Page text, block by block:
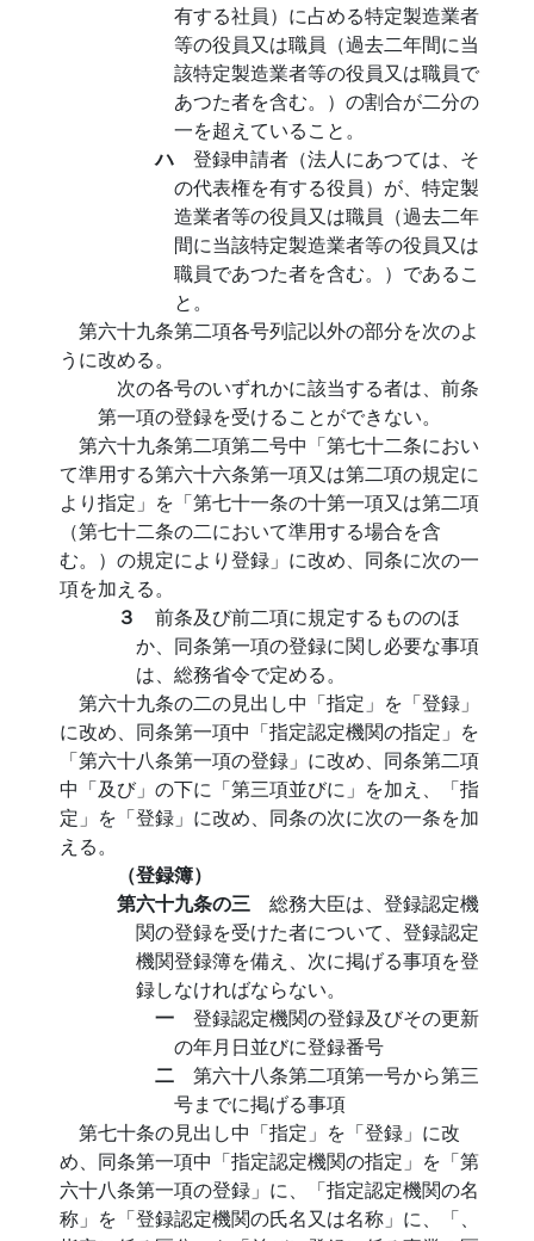
有する社員）に占める特定製造業者
等の役員又は職員（過去二年間に当
該特定製造業者等の役員又は職員で
あつた者を含む。）の割合が二分の
一を超えていること。
ハ 登録申請者（法人にあつては、そ
の代表権を有する役員）が、特定製
造業者等の役員又は職員（過去二年
間に当該特定製造業者等の役員又は
職員であつた者を含む。）であるこ
と。
第六十九条第二項各号列記以外の部分を次のよ
うに改める。
次の各号のいずれかに該当する者は、前条
第一項の登録を受けることができない。
第六十九条第二項第二号中「第七十二条におい
て準用する第六十六条第一項又は第二項の規定に
より指定」を「第七十一条の十第一項又は第二項
（第七十二条の二において準用する場合を含
む。）の規定により登録」に改め、同条に次の一
項を加える。
３ 前条及び前二項に規定するもののほ
か、同条第一項の登録に関し必要な事項
は、総務省令で定める。
第六十九条の二の見出し中「指定」を「登録」
に改め、同条第一項中「指定認定機関の指定」を
「第六十八条第一項の登録」に改め、同条第二項
中「及び」の下に「第三項並びに」を加え、「指
定」を「登録」に改め、同条の次に次の一条を加
える。
（登録簿）
第六十九条の三 総務大臣は、登録認定機
関の登録を受けた者について、登録認定
機関登録簿を備え、次に掲げる事項を登
録しなければならない。
一 登録認定機関の登録及びその更新
の年月日並びに登録番号
二 第六十八条第二項第一号から第三
号までに掲げる事項
第七十条の見出し中「指定」を「登録」に改
め、同条第一項中「指定認定機関の指定」を「第
六十八条第一項の登録」に、「指定認定機関の名
称」を「登録認定機関の氏名又は名称」に、「、